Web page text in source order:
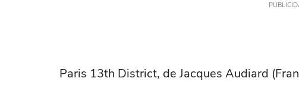
Paris 13th District, de Jacques Audiard